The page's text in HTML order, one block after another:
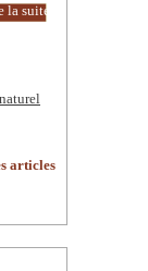
la suite
articles